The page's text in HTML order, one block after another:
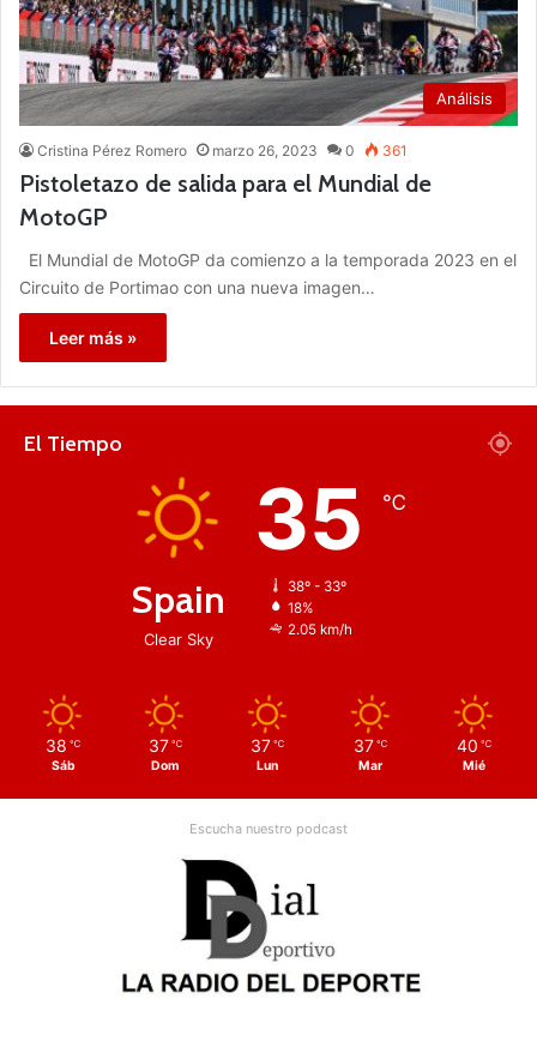
Análisis
Cristina Pérez Romero marzo 26, 2023 0 361
Pistoletazo de salida para el Mundial de
MotoGP
El Mundial de MotoGP da comienzo a la temporada 2023 en el
Circuito de Portimao con una nueva imagen…
Leer más »
El Tiempo
Spain
Clear Sky
35 ℃
38º - 33º
18%
2.05 km/h
38 ℃
Sáb
37 ℃
Dom
37 ℃
Lun
37 ℃
Mar
40 ℃
Mié
Escucha nuestro podcast